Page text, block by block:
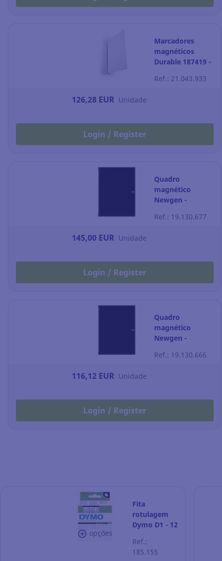
Marcadores
magnéticos
Durable 187419 -
de 10
Ref.: 21.043.933
126,28 EUR Unidade
Login / Register
Quadro
magnético
Newgen -
- preto
Ref.: 19.130.677
145,00 EUR Unidade
Login / Register
Quadro
magnético
Newgen -
- preto
Ref.: 19.130.666
116,12 EUR Unidade
Login / Register
opções
Fita
rotulagem
Dymo D1 - 12
poliéster -
texto
Ref.:
185.155